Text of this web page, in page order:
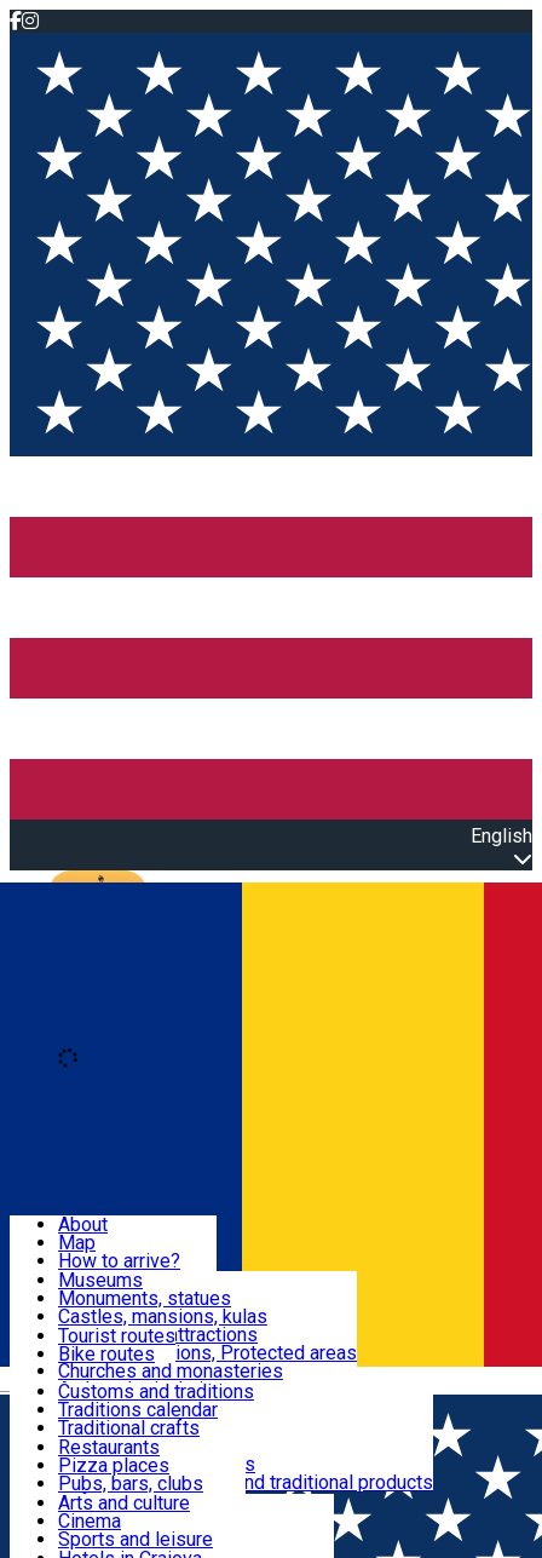
English
Română
Attractions
Routes
Customs, Traditions
Food & Drinks
Leisure & Fun
Accommodation
About
Map
How to arrive?
Recommendations
Tourist attractions
News
Museums
Monuments, statues
Castles, mansions, kulas
Architectural attractions
Natural attractions, Protected areas
Churches and monasteries
Archaeological sites
Parks and gardens
Tourist routes
Bike routes
Customs and traditions
Traditions calendar
Traditional crafts
Traditional cuisine
Wineries and vineyards
Local manufacturers and traditional products
Restaurants
Pizza places
Pubs, bars, clubs
Cafes and teahouses
Sweets and ice cream
Fast-food
Arts and culture
Cinema
Sports and leisure